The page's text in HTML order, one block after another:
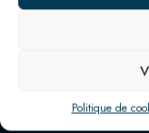
Politique de